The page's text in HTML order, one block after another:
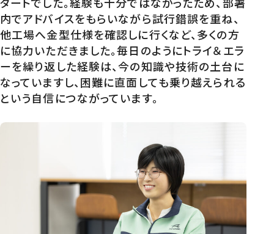
内でアドバイスをもらいながら試行錯誤を重ね、
他工場へ金型仕様を確認しに行くなど、多くの方
に協力いただきました。毎日のようにトライ＆エラ
ーを繰り返した経験は、今の知識や技術の土台に
なっていますし、困難に直面しても乗り越えられる
という自信につながっています。